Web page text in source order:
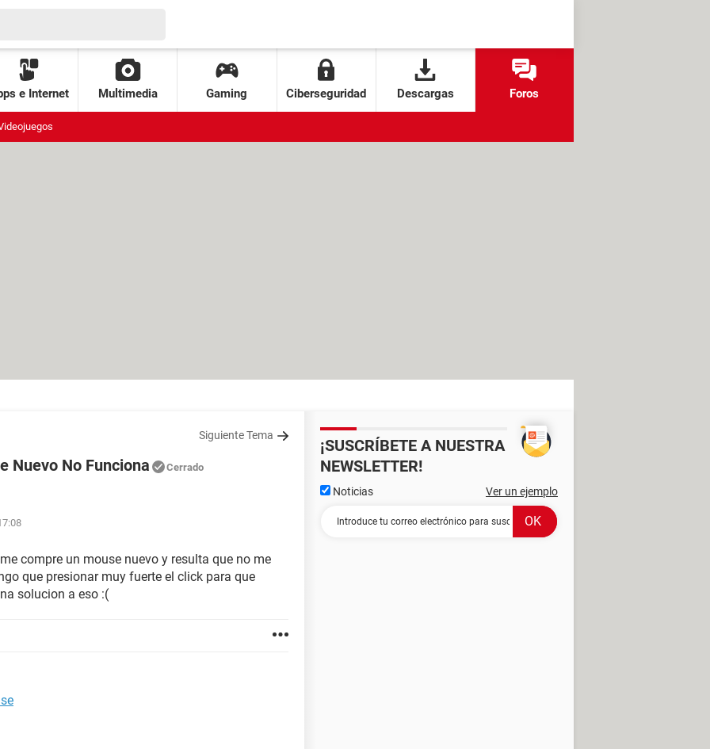
e Internet Multimedia Gaming Ciberseguridad Descargas Foros
Siguiente Tema
Nuevo No Funciona Cerrado
compre un mouse nuevo y resulta que no me
que presionar muy fuerte el click para que
solucion a eso :(
¡SUSCRÍBETE A NUESTRA
NEWSLETTER!
Noticias Ver un ejemplo